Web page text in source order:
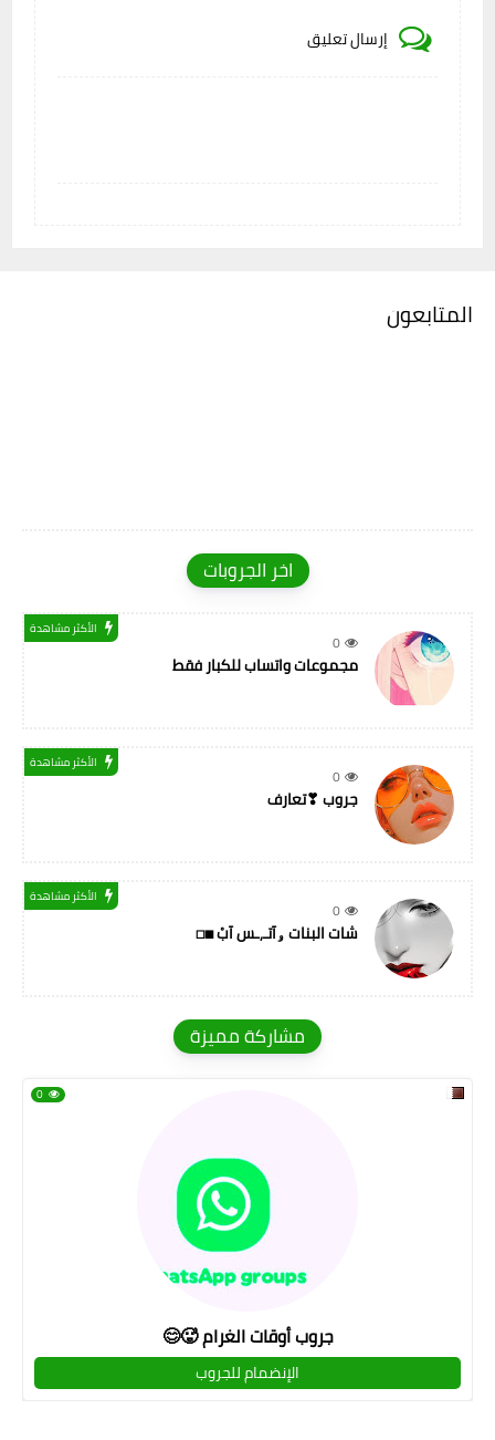
إرسال تعليق
المتابعون
اخر الجروبات
0
الأكثر مشاهدة
مجموعات واتساب للكبار فقط
0
الأكثر مشاهدة
جروب ❣تعارف
0
الأكثر مشاهدة
شات البنات ۅآتـ,ـس آبْ ◼◻
مشاركة مميزة
جروب أوقات الغرام 🥵😊
0
الإنضمام للجروب